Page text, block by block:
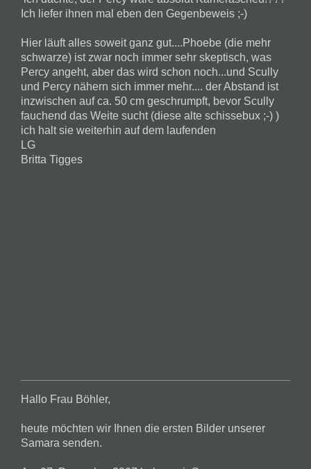
Ich liefer ihnen mal eben den Gegenbeweis ;-)
Hier läuft alles soweit ganz gut....Phoebe (die mehr
schwarze) ist zwar noch immer sehr skeptisch, was
Percy angeht, aber das wird schon noch...und Scully
und Percy nähern sich immer mehr.... der Abstand ist
inzwischen auf ca. 50 cm geschrumpft, bevor Scully
fauchend das Weite sucht (diese alte schissebux ;-) )
ich halt sie weiterhin auf dem laufenden
LG
Britta Tigges
Hallo Frau Böhler,
heute möchten wir Ihnen die ersten Bilder unserer
Samara senden.